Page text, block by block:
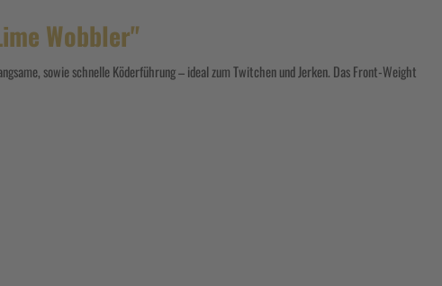
Wobbler"
sowie schnelle Köderführung – ideal zum Twitchen und Jerken. Das Front-Weight